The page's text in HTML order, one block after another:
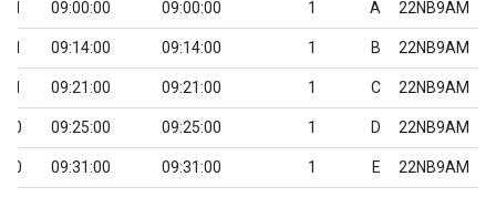
22NB9AM
A
1
09:00:00
09:00:00
1
22NB9AM
B
1
09:14:00
09:14:00
1
22NB9AM
C
1
09:21:00
09:21:00
1
22NB9AM
D
1
09:25:00
09:25:00
0
22NB9AM
E
1
09:31:00
09:31:00
0